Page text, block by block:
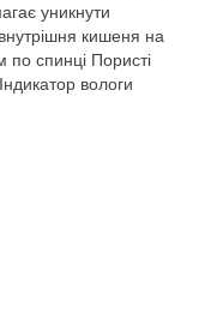
уникнути
кишеня на
по спинці Пористі
вологи